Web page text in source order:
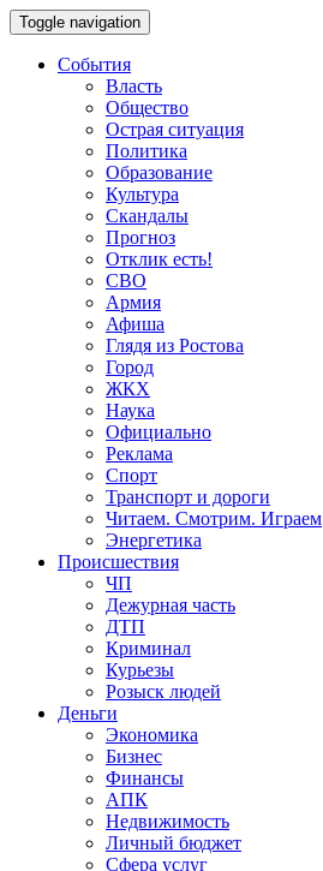
Toggle navigation
События
Власть
Общество
Острая ситуация
Политика
Образование
Культура
Скандалы
Прогноз
Отклик есть!
СВО
Армия
Афиша
Глядя из Ростова
Город
ЖКХ
Наука
Официально
Реклама
Спорт
Транспорт и дороги
Читаем. Смотрим. Играем
Энергетика
Происшествия
ЧП
Дежурная часть
ДТП
Криминал
Курьезы
Розыск людей
Деньги
Экономика
Бизнес
Финансы
АПК
Недвижимость
Личный бюджет
Сфера услуг